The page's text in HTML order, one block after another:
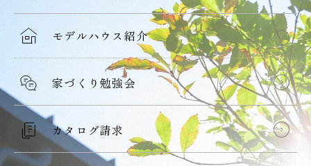
モデルハウス紹介
家づくり勉強会
カタログ請求